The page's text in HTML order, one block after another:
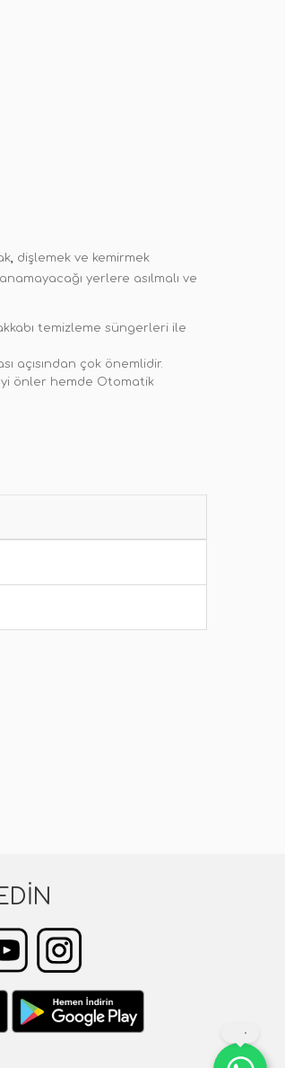
, dişlemek ve kemirmek
yerlere asılmalı ve
temizleme süngerleri ile
açısından çok önemlidir.
önler hemde Otomatik